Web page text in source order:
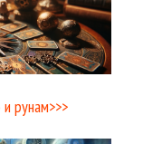
рунам>>>